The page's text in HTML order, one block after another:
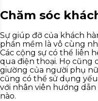
Chăm sóc
Sự giúp đỡ của khách
phần mềm là vô cùng
Các cộng sự có thể liên
qua điện thoại. Họ cũng
giường của người phụ
cũng có thể sử dụng
với nhân viên hướng
nào.